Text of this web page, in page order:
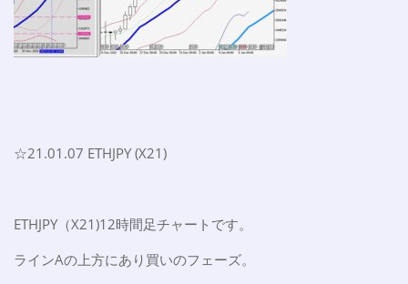
☆21.01.07 ETHJPY (X21)
ETHJPY（X21)12時間足チャートです。
ラインAの上方にあり買いのフェーズ。